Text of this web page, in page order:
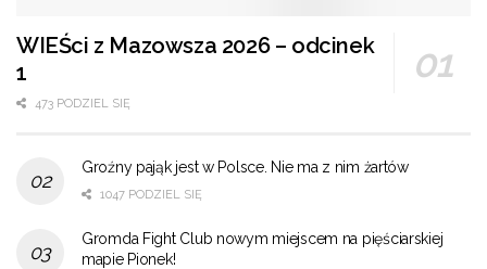
WIEŚci z Mazowsza 2026 – odcinek
1
473 PODZIEL SIĘ
Groźny pająk jest w Polsce. Nie ma z nim żartów
1047 PODZIEL SIĘ
Gromda Fight Club nowym miejscem na pięściarskiej
mapie Pionek!